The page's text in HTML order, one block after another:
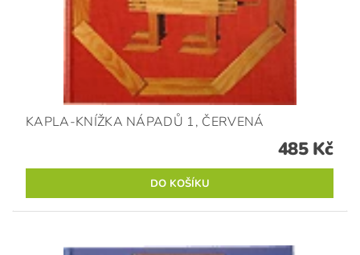
KAPLA-KNÍŽKA NÁPADŮ 1, ČERVENÁ
485 Kč